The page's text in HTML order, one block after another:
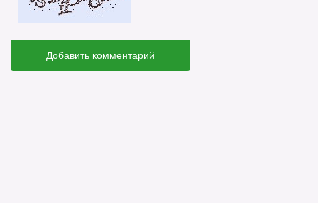
Добавить комментарий